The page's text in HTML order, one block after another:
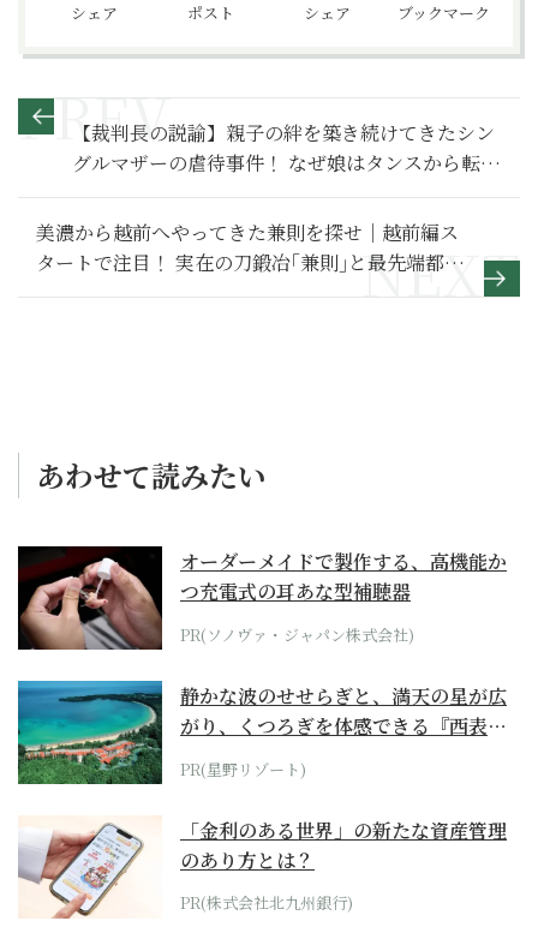
シェア ポスト シェア ブックマーク
【裁判長の説諭】親子の絆を築き続けてきたシン
グルマザーの虐待事件！ なぜ娘はタンスから転げ
落ち、意識不明の重体に（前編）
美濃から越前へやってきた兼則を探せ｜越前編ス
タートで注目！ 実在の刀鍛冶｢兼則｣と最先端都市
｢一乗谷｣【麒麟がくる 満喫リポート】
あわせて読みたい
オーダーメイドで製作する、高機能か
つ充電式の耳あな型補聴器
PR(ソノヴァ・ジャパン株式会社)
静かな波のせせらぎと、満天の星が広
がり、くつろぎを体感できる『西表島
ホテル by...
PR(星野リゾート)
「金利のある世界」の新たな資産管理
のあり方とは？
PR(株式会社北九州銀行)